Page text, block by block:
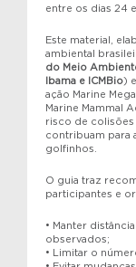
entre os dias 24
Este material,
ambiental
do Meio
Ibama e ICMBio)
ação Marine
Marine Mammal
risco de
contribuam para
golfinhos.
O guia traz
participantes e
• Manter
observados;
• Limitar o